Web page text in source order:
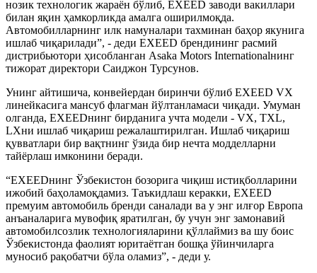
нозик технологик жараён бўлиб, EXEED заводи вакиллари
билан яқин ҳамкорликда амалга оширилмоқда.
Автомобилларнинг илк намуналари тахминан баҳор якунига
ишлаб чиқарилади”, - деди EXEED брендининг расмий
дистрибьютори ҳисобланган Asaka Motors Internationalнинг
тижорат директори Саиджон Турсунов.
Унинг айтишича, конвейердан биринчи бўлиб EXEED VX
линейкасига мансуб флагман йўлтанламаси чиқади. Умуман
олганда, EXEEDнинг бирданига учта модели - VX, TXL,
LXни ишлаб чиқариш режалаштирилган. Ишлаб чиқариш
қувватлари бир вақтнинг ўзида бир нечта модделларни
тайёрлаш имконини беради.
“EXEEDнинг Ўзбекистон бозорига чиқиш истиқболларини
ижобий баҳоламоқдамиз. Таъкидлаш керакки, EXEED
премуим автомобиль бренди саналади ва у энг илғор Европа
анъаналарига мувофиқ яратилган, бу учун энг замонавий
автомобилсозлик технологияларини қўллаймиз ва шу боис
Ўзбекистонда фаолият юритаётган бошқа ўйинчиларга
муносиб рақобатчи бўла оламиз”, - деди у.